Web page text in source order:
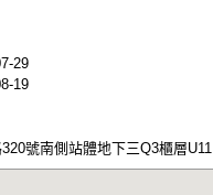
29
19
號南側站體地下三Q3櫃層U11